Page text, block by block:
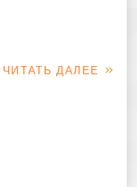
ЧИТАТЬ ДАЛЕЕ